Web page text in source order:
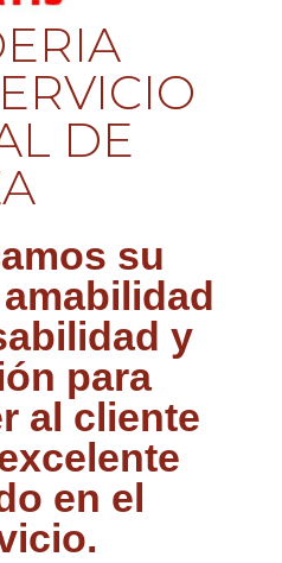
DE
su
y
para
al cliente
en el